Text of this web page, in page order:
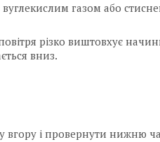
газом або
різко виштовхує
вниз.
і провернути нижню